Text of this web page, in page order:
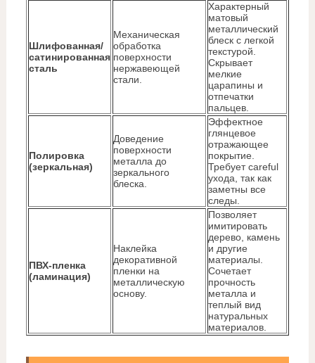
Шлифованная/
сатинированная
сталь
Механическая
обработка
поверхности
нержавеющей
стали.
Характерный
матовый
металлический
блеск с легкой
текстурой.
Скрывает
мелкие
царапины и
отпечатки
пальцев.
Полировка
(зеркальная)
Доведение
поверхности
металла до
зеркального
блеска.
Эффектное
глянцевое
отражающее
покрытие.
Требует careful
ухода, так как
заметны все
следы.
ПВХ-пленка
(ламинация)
Наклейка
декоративной
пленки на
металлическую
основу.
Позволяет
имитировать
дерево, камень
и другие
материалы.
Сочетает
прочность
металла и
теплый вид
натуральных
материалов.